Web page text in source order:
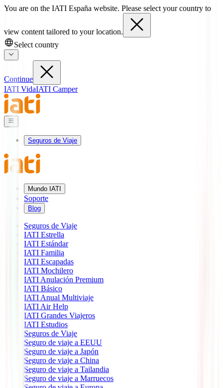
You are on the IATI España website. Please select your country to
view content tailored to your location.
Select country
Continue
IATI VidaIATI Camper
Seguros de Viaje
Mundo IATI
Soporte
Blog
Seguros de Viaje
IATI Estrella
IATI Estándar
IATI Familia
IATI Escapadas
IATI Mochilero
IATI Anulación Premium
IATI Básico
IATI Anual Multiviaje
IATI Air Help
IATI Grandes Viajeros
IATI Estudios
Seguros de Viaje
Seguro de viaje a EEUU
Seguro de viaje a Japón
Seguro de viaje a China
Seguro de viaje a Tailandia
Seguro de viaje a Marruecos